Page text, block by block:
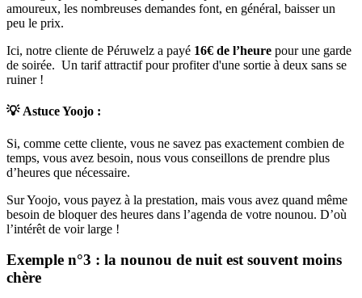
amoureux, les nombreuses demandes font, en général, baisser un
peu le prix.
Ici, notre cliente de Péruwelz a payé 16€ de l’heure pour une garde
de soirée. Un tarif attractif pour profiter d'une sortie à deux sans se
ruiner !
💡 Astuce Yoojo :
Si, comme cette cliente, vous ne savez pas exactement combien de
temps, vous avez besoin, nous vous conseillons de prendre plus
d’heures que nécessaire.
Sur Yoojo, vous payez à la prestation, mais vous avez quand même
besoin de bloquer des heures dans l’agenda de votre nounou. D’où
l’intérêt de voir large !
Exemple n°3 : la nounou de nuit est souvent moins
chère